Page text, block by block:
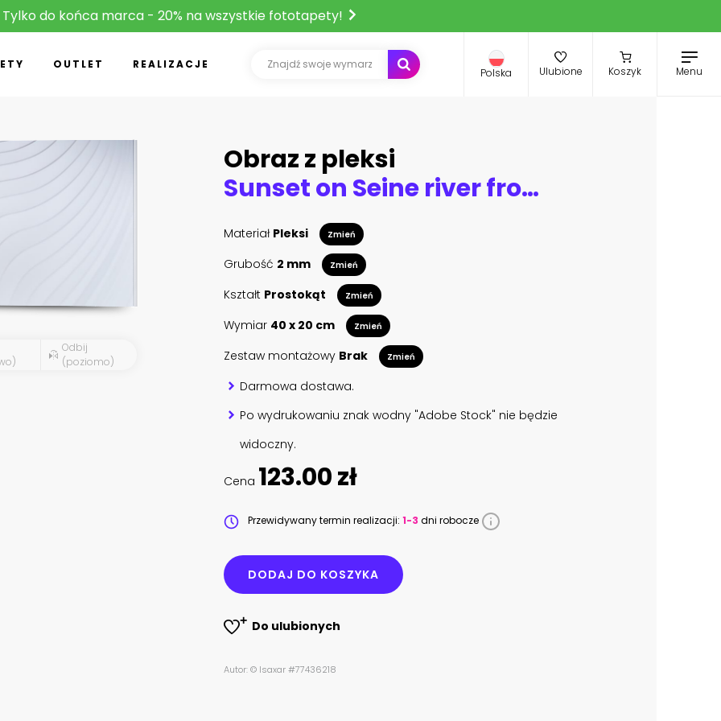
Tylko do końca marca - 20% na wszystkie fototapety!
OUTLET REALIZACJE
Polska Ulubione Koszyk Menu
Odbij
(poziomo)
Obraz z pleksi
Sunset on Seine river from Pont des arts in Paris
Materiał Pleksi Zmień
Grubość 2 mm Zmień
Kształt Prostokąt Zmień
Wymiar 40 x 20 cm Zmień
Zestaw montażowy Brak Zmień
Darmowa dostawa.
Po wydrukowaniu znak wodny "Adobe Stock" nie będzie
widoczny.
Cena 123.00 zł
Przewidywany termin realizacji: 1-3 dni robocze
DODAJ DO KOSZYKA
Do ulubionych
Autor: © Isaxar #77436218